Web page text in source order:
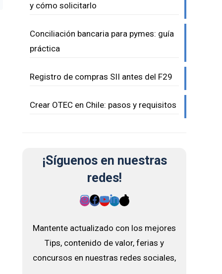
y cómo solicitarlo
Conciliación bancaria para pymes: guía
práctica
Registro de compras SII antes del F29
Crear OTEC en Chile: pasos y requisitos
¡Síguenos en nuestras
redes!
Mantente actualizado con los mejores
Tips, contenido de valor, ferias y
concursos en nuestras redes sociales,